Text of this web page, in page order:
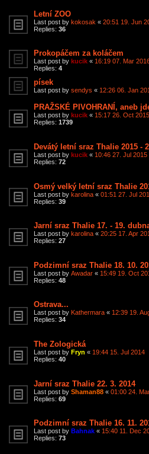
Letní ZOO
Last post by kokosak « 20:51 19. Jun
Replies: 36
Prokopáčem za koláčem
Last post by kucik « 16:19 07. Mar
Replies: 4
písek
Last post by sendys « 12:26 06. Jan
PRAŽSKÉ PIVOHRANÍ, aneb
Last post by kucik « 15:17 26. Oct 2015
Replies: 1739
Devátý letní sraz Thalie 2015 -
Last post by kucik « 10:46 27. Jul 2015
Replies: 72
Osmý velký letní sraz Thalie
Last post by karolina « 01:51 27. Jul
Replies: 39
Jarní sraz Thalie 17. - 19.
Last post by karolina « 20:25 17. Apr
Replies: 27
Podzimní sraz Thalie 18. 10.
Last post by Awadar « 15:49 19. Oct
Replies: 48
Ostrava...
Last post by Kathermara « 12:39 19.
Replies: 34
The Zologická
Last post by Fryn « 19:44 15. Jul 2014
Replies: 40
Jarní sraz Thalie 22. 3. 2014
Last post by Shaman88 « 01:00 24.
Replies: 69
Podzimní sraz Thalie 16. 11.
Last post by Bahnak « 15:40 11. Dec
Replies: 73